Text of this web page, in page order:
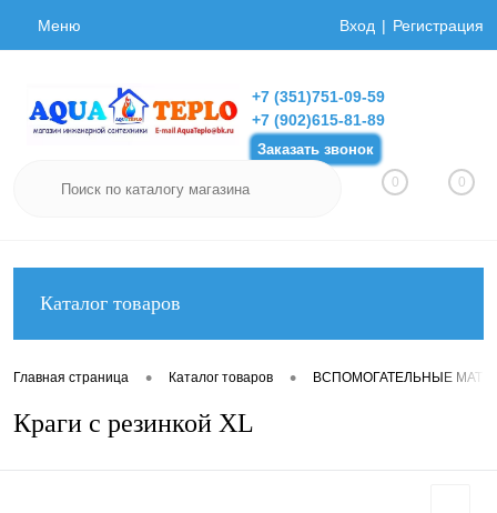
Меню Вход Регистрация
+7 (351)751-09-59
+7 (902)615-81-89
Заказать звонок
0 0
Каталог товаров
Главная страница • Каталог товаров • ВСПОМОГАТЕЛЬНЫЕ
Краги с резинкой XL